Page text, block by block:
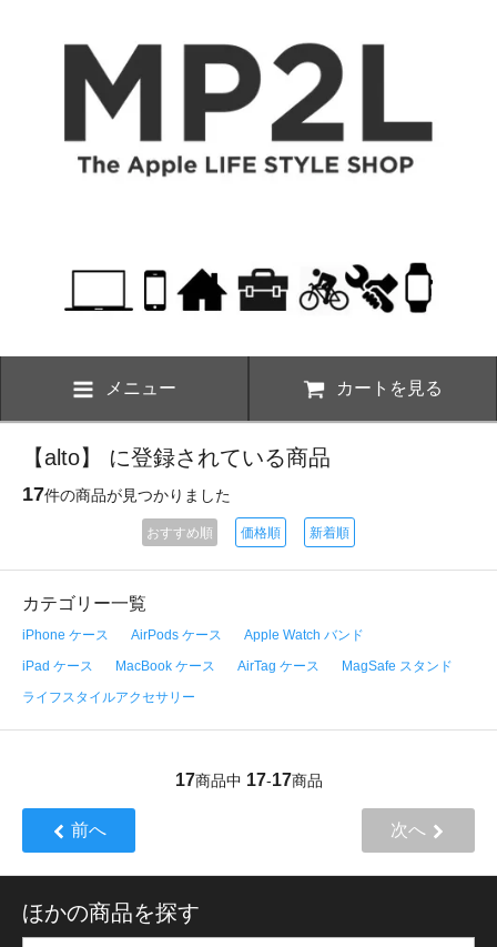
メニュー カートを見る
【alto】 に登録されている商品
17件の商品が見つかりました
おすすめ順 価格順 新着順
カテゴリー一覧
iPhone ケース AirPods ケース
Apple Watch バンド
iPad ケース
MacBook ケース AirTag ケース
MagSafe スタンド
ライフスタイルアクセサリー
17商品中 17-17商品
前へ 次へ
ほかの商品を探す